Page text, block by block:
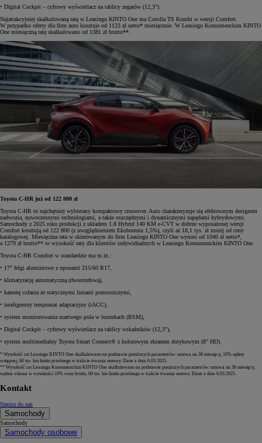
• Digital Cockpit – cyfrowy wyświetlacz na tablicy zegarów (12,3").
Najatrakcyjniej skalkulowaną ratę w Leasingu KINTO One ma Corolla TS Kombi w wersji Comfort.
W przypadku oferty dla firm auto kosztuje od 1123 zł netto* miesięcznie. W Leasingu Konsumenckim KINTO
One miesięczną ratę skalkulowano od 1381 zł brutto**.
Toyota C-HR już od 122 800 zł
Toyota C-HR to najchętniej wybierany kompaktowy crossover. Auto charakteryzuje się efektownym designem
nadwozia, nowoczesnymi technologiami, a także oszczędnymi i dynamicznymi napędami hybrydowymi.
Samochody z 2025 roku produkcji z układem 1.8 Hybrid 140 KM e-CVT w dobrze wyposażonej wersji
Comfort kosztują od 122 800 (z uwzględnieniem Ekobonusu 1,5%), czyli aż 18,1 tys. zł mniej od ceny
katalogowej. Miesięczna rata w skierowanym do firm Leasingu KINTO One wynosi od 1040 zł netto*,
a 1279 zł brutto** to wysokość raty dla klientów indywidualnych w Leasingu Konsumenckim KINTO One.
Toyota C-HR Comfort w standardzie ma m.in.:
• 17" felgi aluminiowe z oponami 215/60 R17,
• klimatyzację automatyczną (dwustrefową),
• kamerę cofania ze statycznymi liniami pomocniczymi,
• inteligentny tempomat adaptacyjny (iACC),
• system monitorowania martwego pola w lusterkach (BSM),
• Digital Cockpit – cyfrowy wyświetlacz na tablicy wskaźników (12,3"),
• system multimedialny Toyota Smart Connect® z kolorowym ekranem dotykowym (8" HD).
* Wysokość rat Leasingu KINTO One skalkulowano na podstawie poniższych parametrów: umowa na 36 miesięcy, 10% opłaty
wstępnej, 60 tys. km limitu przebiegu w trakcie trwania umowy. Dane z dnia 6.03.2025.
** Wysokość rat Leasingu Konsumenckim KINTO One skalkulowano na podstawie poniższych parametrów: umowa na 36 miesięcy,
wpłata własna w wysokości 10% ceny brutto, 60 tys. km limitu przebiegu w trakcie trwania umowy. Dane z dnia 6.03.2025.
Kontakt
Napisz do nas
Samochody
Samochody
Samochody osobowe